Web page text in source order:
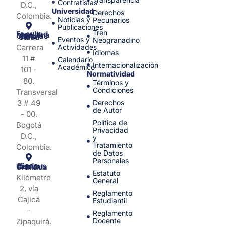
D.C.,
Colombia.
Facultad de Medicina y Ciencias de la Salud
Carrera
11 #
101 -
80.
Transversal
3 # 49
- 00.
Bogotá
D.C.,
Colombia.
Sede Campus Nueva Granada
Kilómetro
2, vía
Cajicá
-
Zipaquirá.
Contratistas
Universidad
Noticias y
Publicaciones
Eventos y
Actividades
Calendario
Académico
Derechos
Pecunarios
Tren
Neogranadino
Idiomas
Internacionalización
Normatividad
Términos y
Condiciones
Derechos
de Autor
Política de
Privacidad
y
Tratamiento
de Datos
Personales
Estatuto
General
Reglamento
Estudiantil
Reglamento
Docente